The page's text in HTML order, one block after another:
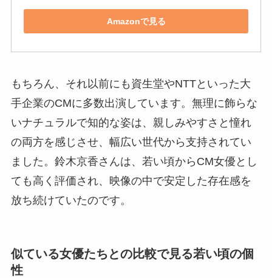
Amazonで見る
もちろん、それ以前にも資生堂やNTTといった大
手企業のCMに多数出演しています。無理に飾らな
いナチュラルで知的な姿は、親しみやすさと憧れ
の両方を感じさせ、幅広い世代から支持されてい
ました。鈴木京香さんは、若い頃からCM女優とし
ても高く評価され、映像の中で安定した存在感を
放ち続けていたのです。
似ている女優たちとの比較で見る若い頃の個
性